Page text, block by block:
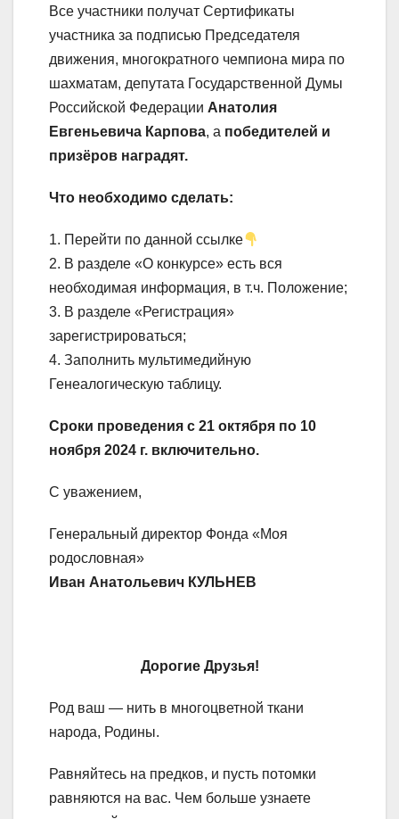
Все участники получат Сертификаты
участника за подписью Председателя
движения, многократного чемпиона мира по
шахматам, депутата Государственной Думы
Российской Федерации Анатолия
Евгеньевича Карпова, а победителей и
призёров наградят.
Что необходимо сделать:
1. Перейти по данной ссылке
2. В разделе «О конкурсе» есть вся
необходимая информация, в т.ч. Положение;
3. В разделе «Регистрация»
зарегистрироваться;
4. Заполнить мультимедийную
Генеалогическую таблицу.
Сроки проведения с 21 октября по 10
ноября 2024 г. включительно.
С уважением,
Генеральный директор Фонда «Моя
родословная»
Иван Анатольевич КУЛЬНЕВ
Дорогие Друзья!
Род ваш — нить в многоцветной ткани
народа, Родины.
Равняйтесь на предков, и пусть потомки
равняются на вас. Чем больше узнаете